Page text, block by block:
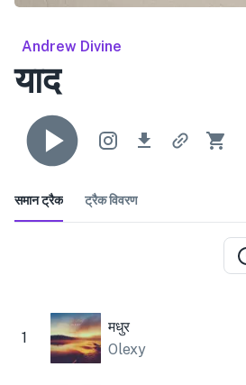
Andrew Divine
याद
समान ट्रैक ट्रैक विवरण
1
मधुर
Olexy